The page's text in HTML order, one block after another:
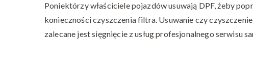
Poniektórzy właściciele pojazdów usuwają DPF, żeby
konieczności czyszczenia filtra. Usuwanie czy
zalecane jest sięgnięcie z usług profesjonalnego serwisu